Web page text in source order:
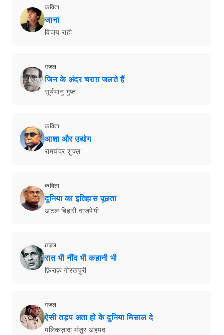
कविता
जाना
विजय राही
ग़ज़ल
जिन के अंदर चराग़ जलते हैं
सूर्यभानु गुप्त
कविता
आशा और उद्योग
रामचंद्र शुक्ल
कविता
दुनिया का इतिहास पूछता
अटल बिहारी वाजपेयी
ग़ज़ल
रात भी नींद भी कहानी भी
फ़िराक़ गोरखपुरी
ग़ज़ल
ऐसी तड़प अता हो के दुनिया मिसाल दे
मलिकज़ादा मंज़ूर अहमद